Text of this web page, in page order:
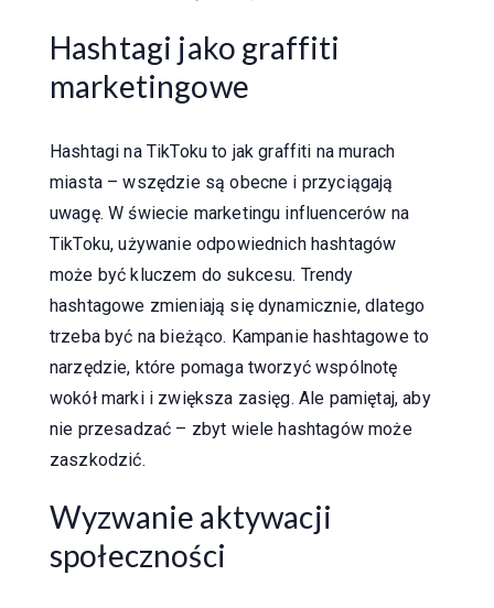
Hashtagi jako graffiti
marketingowe
Hashtagi na TikToku to jak graffiti na murach
miasta – wszędzie są obecne i przyciągają
uwagę. W świecie marketingu influencerów na
TikToku, używanie odpowiednich hashtagów
może być kluczem do sukcesu. Trendy
hashtagowe zmieniają się dynamicznie, dlatego
trzeba być na bieżąco. Kampanie hashtagowe to
narzędzie, które pomaga tworzyć wspólnotę
wokół marki i zwiększa zasięg. Ale pamiętaj, aby
nie przesadzać – zbyt wiele hashtagów może
zaszkodzić.
Wyzwanie aktywacji
społeczności